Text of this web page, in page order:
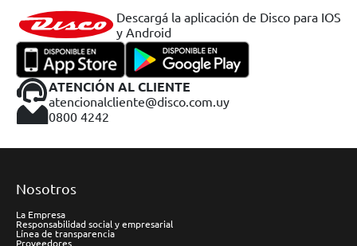
Descargá la aplicación de Disco para IOS
y Android
ATENCIÓN AL CLIENTE
atencionalcliente@disco.com.uy
0800 4242
Nosotros
La Empresa
Responsabilidad social y empresarial
Línea de transparencia
Proveedores